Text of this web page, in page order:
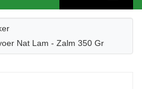
Nat Lam - Zalm 350 Gr